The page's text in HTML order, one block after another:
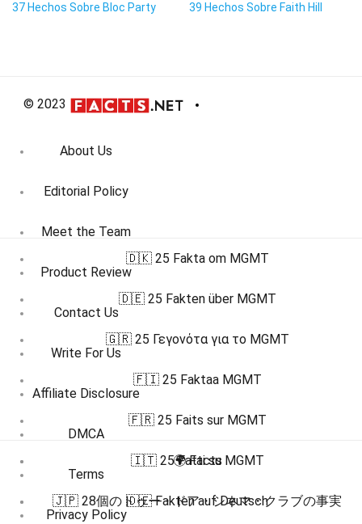
37 Hechos Sobre Bloc Party 39 Hechos Sobre Faith Hill
© 2023
About Us
Editorial Policy
Meet the Team
Product Review
Contact Us
Write For Us
Affiliate Disclosure
DMCA
Terms
Privacy Policy
🇩🇰 25 Fakta om MGMT
🇩🇪 25 Fakten über MGMT
🇬🇷 25 Γεγονότα για το MGMT
🇫🇮 25 Faktaa MGMT
🇫🇷 25 Faits sur MGMT
🇮🇹 25 Fatti su MGMT
🇯🇵 28個のトゥー・ドア・シネマ・クラブの事実
🌍 Facts
🇩🇪 Fakten auf Deutsch